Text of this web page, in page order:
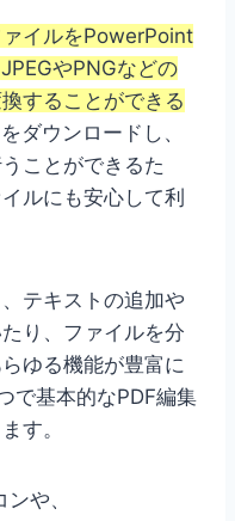
ァイルをPowerPoint
やPNGなどの
することができる
ダウンロードし、
ことができるた
ルにも安心して利
テキストの追加や
り、ファイルを分
ゆる機能が豊富に
で基本的なPDF編集
す。
や、